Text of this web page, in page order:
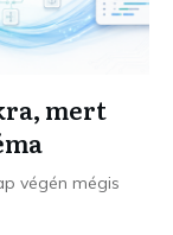
mert
végén mégis